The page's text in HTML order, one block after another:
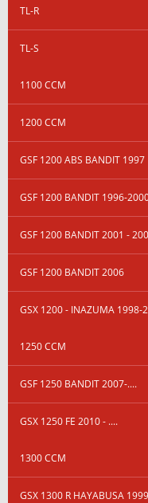
TL-R
TL-S
1100 CCM
1200 CCM
GSF 1200 ABS BANDIT 1997
GSF 1200 BANDIT 1996-
GSF 1200 BANDIT 2001 -
GSF 1200 BANDIT 2006
GSX 1200 - INAZUMA 1998-
1250 CCM
GSF 1250 BANDIT 2007-....
GSX 1250 FE 2010 - ....
1300 CCM
GSX 1300 R HAYABUSA